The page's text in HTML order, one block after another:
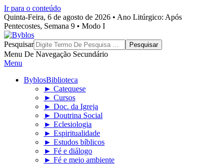
Ir para o conteúdo
Quinta-Feira, 6 de agosto de 2026 • Ano Litúrgico: Após
Pentecostes, Semana 9 • Modo I
Byblos
Pesquisar
Menu De Navegação Secundário
Menu
ByblosBiblioteca
► Catequese
► Cursos
► Doc. da Igreja
► Doutrina Social
► Eclesiologia
► Espiritualidade
► Estudos bíblicos
► Fé e diálogo
► Fé e meio ambiente